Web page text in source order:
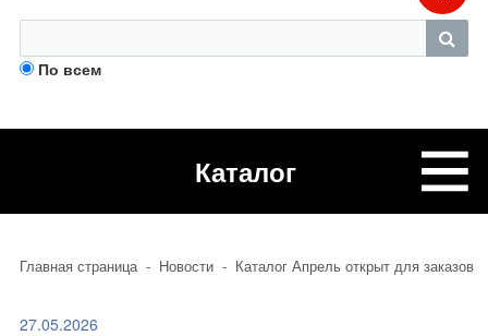
По всем
Каталог
Главная страница - Новости - Каталог Апрель открыт для заказов
27.05.2026